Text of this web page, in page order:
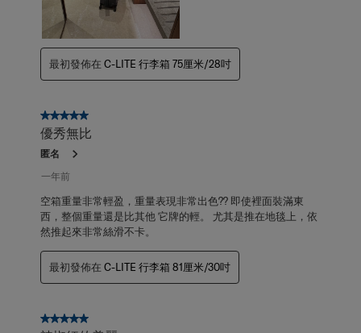
最初發佈在 C-LITE 行李箱 75厘米/28吋
5星，共5星。
優秀無比
匿名
一年前
空箱重量非常輕盈，重量表現非常出色?? 即使裡面裝滿東
西，整個重量還是比其他 它牌的輕。 尤其是推在地毯上，依
然推起來非常絲滑不卡。
最初發佈在 C-LITE 行李箱 81厘米/30吋
5星，共5星。